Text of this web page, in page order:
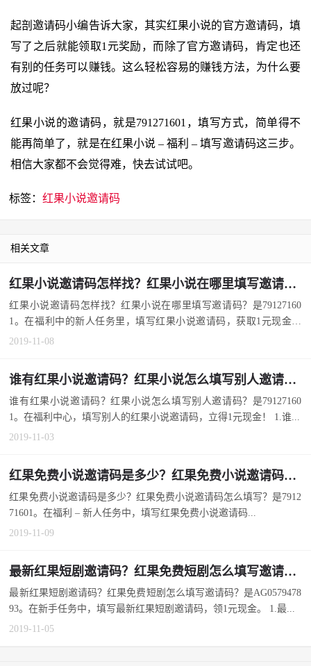
起剖邀请码小编告诉大家，其实红果小说的官方邀请码，填
写了之后就能领取1元奖励，而除了官方邀请码，肯定也还
有别的任务可以赚钱。这么轻松容易的赚钱方法，为什么要
放过呢？
红果小说的邀请码，就是791271601，填写方式，简单得不
能再简单了，就是在红果小说 – 福利 – 填写邀请码这三步。
相信大家都不会觉得难，快去试试吧。
标签：红果小说邀请码
相关文章
红果小说邀请码怎样找？红果小说在哪里填写邀请码？
红果小说邀请码怎样找？红果小说在哪里填写邀请码？是79127160
1。在福利中的新人任务里，填写红果小说邀请码，获取1元现金。
...
2019-11-08
谁有红果小说邀请码？红果小说怎么填写别人邀请码？
谁有红果小说邀请码？红果小说怎么填写别人邀请码？是79127160
1。在福利中心，填写别人的红果小说邀请码，立得1元现金！ 1.谁...
2019-11-03
红果免费小说邀请码是多少？红果免费小说邀请码怎么填写？
红果免费小说邀请码是多少？红果免费小说邀请码怎么填写？是7912
71601。在福利 – 新人任务中，填写红果免费小说邀请码...
2019-11-09
最新红果短剧邀请码？红果免费短剧怎么填写邀请码？
最新红果短剧邀请码？红果免费短剧怎么填写邀请码？是AG0579478
93。在新手任务中，填写最新红果短剧邀请码，领1元现金。 1.最...
2019-11-05